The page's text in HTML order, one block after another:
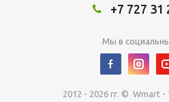
+7 727 31
Мы в
2012 - 2026 гг. © Wmart